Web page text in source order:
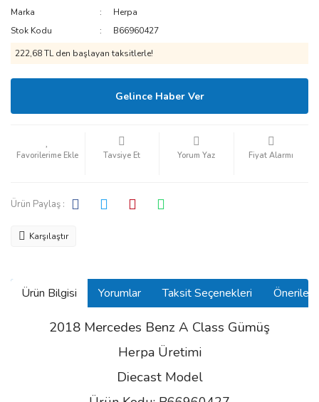
Marka
Herpa
Stok Kodu
B66960427
222,68 TL den başlayan taksitlerle!
Gelince Haber Ver
Tavsiye Et Yorum Yaz Fiyat Alarmı
Ürün Paylaş :
Karşılaştır
Ürün Bilgisi Yorumlar Taksit Seçenekleri
2018 Mercedes Benz A Class Gümüş
Herpa Üretimi
Diecast Model